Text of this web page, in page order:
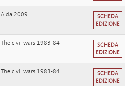
Aida 2009
SCHEDA
EDIZIONE
The civil wars 1983-84
SCHEDA
EDIZIONE
The civil wars 1983-84
SCHEDA
EDIZIONE